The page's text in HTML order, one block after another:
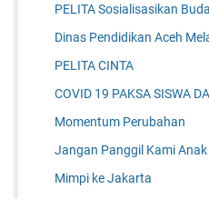
PELITA Sosialisasikan
Dinas Pendidikan Aceh
PELITA CINTA
COVID 19 PAKSA SISWA
Momentum Perubahan
Jangan Panggil Kami Anak
Mimpi ke Jakarta